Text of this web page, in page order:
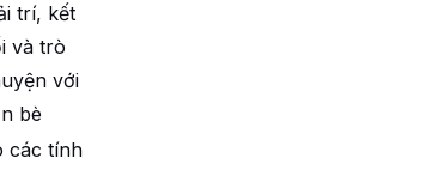
trí, kết
và trò
với
bè
các tính